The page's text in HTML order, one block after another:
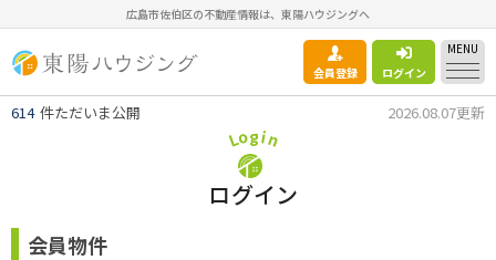
広島市佐伯区の不動産情報は、東陽ハウジングへ
会員登録 ログイン
MENU
614 件ただいま公開 2026.08.07更新
Login
ログイン
会員物件